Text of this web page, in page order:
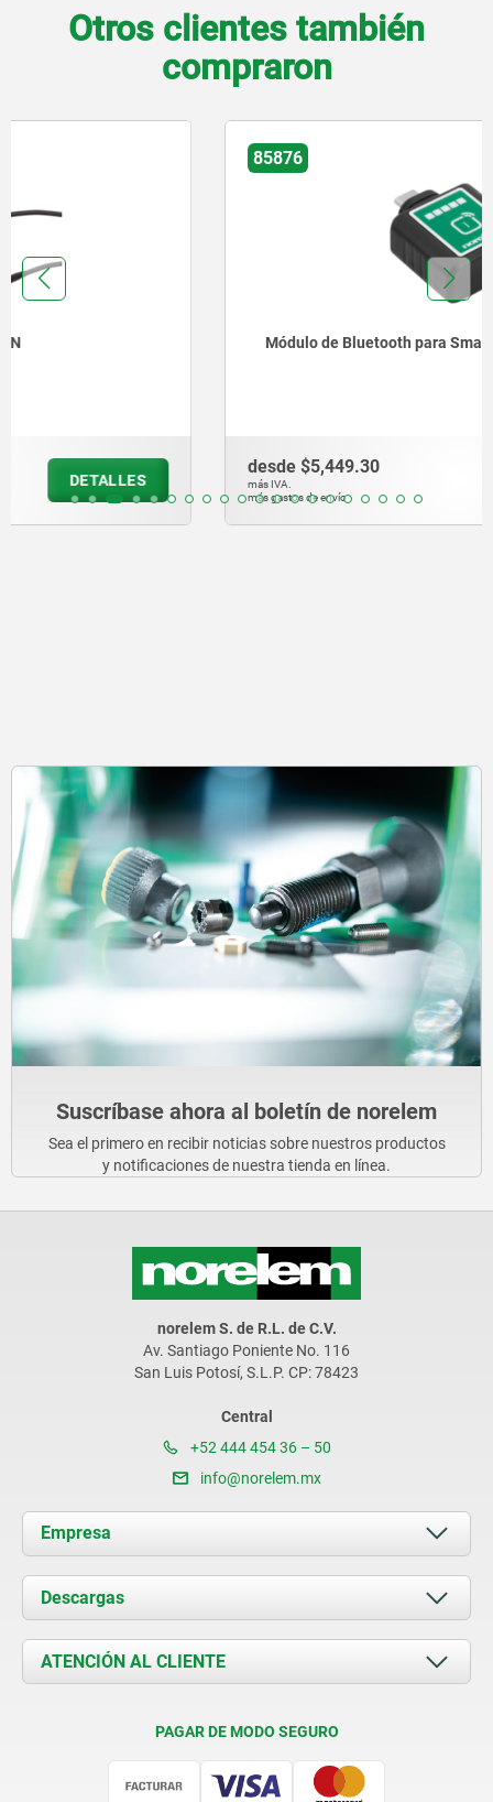
Otros clientes también
compraron
Módulo de Bluetooth para Smart Products
desde $5,449.30
más IVA.
más gastos de envío
Suscríbase ahora al boletín de norelem
Sea el primero en recibir noticias sobre nuestros productos
y notificaciones de nuestra tienda en línea.
norelem S. de R.L. de C.V.
Av. Santiago Poniente No. 116
San Luis Potosí, S.L.P. CP: 78423
Central
+52 444 454 36 – 50
info@norelem.mx
Empresa
Acerca de nosotros
Novedades
Contacto
Descargas
Documents
ATENCIÓN AL CLIENTE
PAGAR DE MODO SEGURO